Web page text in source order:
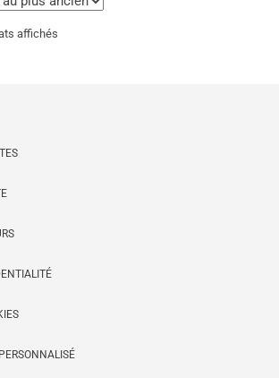
affichés